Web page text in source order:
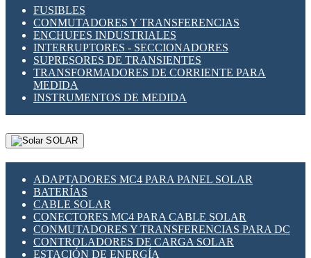
FUSIBLES
CONMUTADORES Y TRANSFERENCIAS
ENCHUFES INDUSTRIALES
INTERRUPTORES - SECCIONADORES
SUPRESORES DE TRANSIENTES
TRANSFORMADORES DE CORRIENTE PARA
MEDIDA
INSTRUMENTOS DE MEDIDA
SOLAR
ADAPTADORES MC4 PARA PANEL SOLAR
BATERÍAS
CABLE SOLAR
CONECTORES MC4 PARA CABLE SOLAR
CONMUTADORES Y TRANSFERENCIAS PARA DC
CONTROLADORES DE CARGA SOLAR
ESTACIÓN DE ENERGÍA